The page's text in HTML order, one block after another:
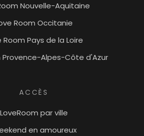
Nouvelle-Aquitaine
Room Occitanie
Room Pays de la Loire
Provence-Alpes-Côte d'Azur
ACCÈS
LoveRoom par ville
en amoureux